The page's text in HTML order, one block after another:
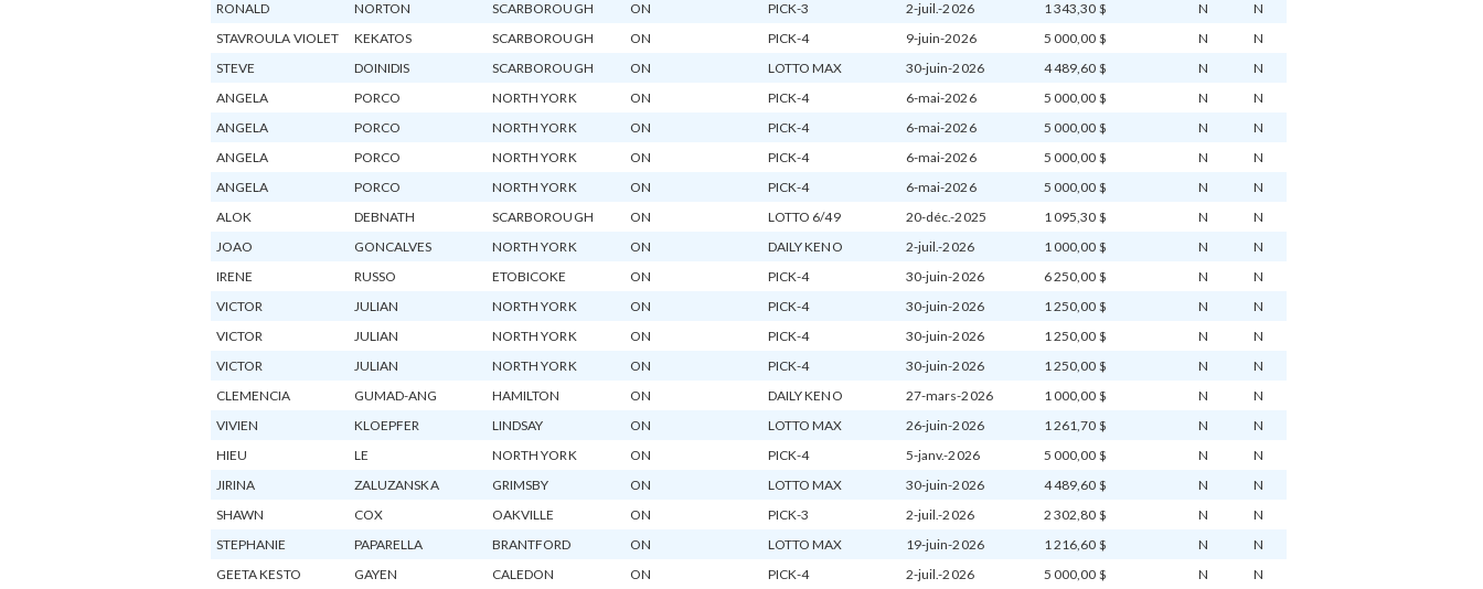
RONALD NORTON SCARBOROUGH ON PICK-3 2-juil.-2026 1 343,30 $ N
N
STAVROULA VIOLET
KEKATOS SCARBOROUGH ON PICK-4 9-juin-2026 5 000,00 $ N
N
STEVE
DOINIDIS SCARBOROUGH ON LOTTO MAX 30-juin-2026 4 489,60 $ N
N
ANGELA
PORCO NORTH YORK ON PICK-4 6-mai-2026 5 000,00 $ N
N
ANGELA
PORCO NORTH YORK ON PICK-4 6-mai-2026 5 000,00 $ N
N
ANGELA
PORCO NORTH YORK ON PICK-4 6-mai-2026 5 000,00 $ N
N
ANGELA
PORCO NORTH YORK ON PICK-4 6-mai-2026 5 000,00 $ N
N
ALOK
DEBNATH SCARBOROUGH ON LOTTO 6/49 20-déc.-2025 1 095,30 $ N
N
JOAO
GONCALVES NORTH YORK ON DAILY KENO 2-juil.-2026 1 000,00 $ N
N
IRENE
RUSSO ETOBICOKE ON PICK-4 30-juin-2026 6 250,00 $ N
N
VICTOR
JULIAN NORTH YORK ON PICK-4 30-juin-2026 1 250,00 $ N
N
VICTOR
JULIAN NORTH YORK ON PICK-4 30-juin-2026 1 250,00 $ N
N
VICTOR
JULIAN NORTH YORK ON PICK-4 30-juin-2026 1 250,00 $ N
N
CLEMENCIA
GUMAD-ANG HAMILTON ON DAILY KENO 27-mars-2026 1 000,00 $ N
N
VIVIEN
KLOEPFER LINDSAY ON LOTTO MAX 26-juin-2026 1 261,70 $ N
N
HIEU
LE NORTH YORK ON PICK-4 5-janv.-2026 5 000,00 $ N
N
JIRINA
ZALUZANSKA GRIMSBY ON LOTTO MAX 30-juin-2026 4 489,60 $ N
N
SHAWN
COX OAKVILLE ON PICK-3 2-juil.-2026 2 302,80 $ N
N
STEPHANIE
PAPARELLA BRANTFORD ON LOTTO MAX 19-juin-2026 1 216,60 $ N
N
GEETA KESTO
GAYEN CALEDON ON PICK-4 2-juil.-2026 5 000,00 $ N
N